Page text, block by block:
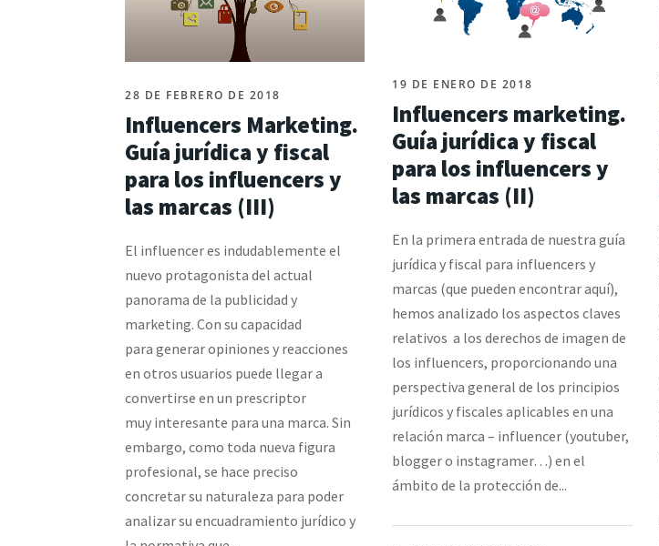
28 DE FEBRERO DE 2018
Influencers Marketing.
Guía jurídica y fiscal
para los influencers y
las marcas (III)
El influencer es indudablemente el
nuevo protagonista del actual
panorama de la publicidad y
marketing. Con su capacidad
para generar opiniones y reacciones
en otros usuarios puede llegar a
convertirse en un prescriptor
muy interesante para una marca. Sin
embargo, como toda nueva figura
profesional, se hace preciso
concretar su naturaleza para poder
analizar su encuadramiento jurídico y
19 DE ENERO DE 2018
Influencers marketing.
Guía jurídica y fiscal
para los influencers y
las marcas (II)
En la primera entrada de nuestra guía
jurídica y fiscal para influencers y
marcas (que pueden encontrar aquí),
hemos analizado los aspectos claves
relativos a los derechos de imagen de
los influencers, proporcionando una
perspectiva general de los principios
jurídicos y fiscales aplicables en una
relación marca – influencer (youtuber,
blogger o instagramer…) en el
ámbito de la protección de...